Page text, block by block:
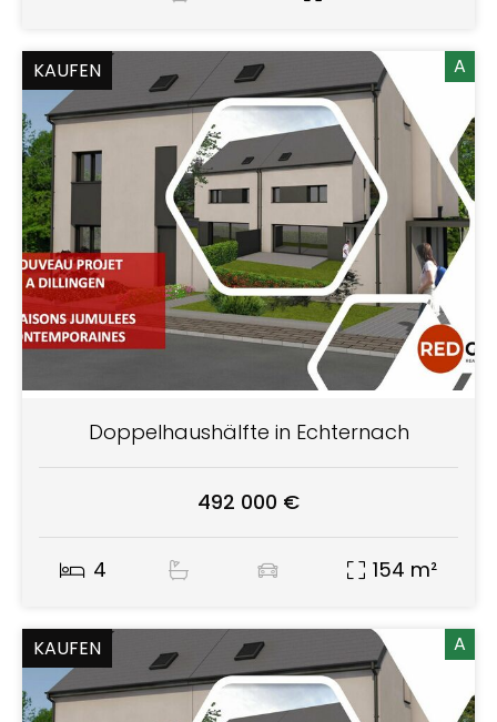
KAUFEN A
Doppelhaushälfte in Echternach
492 000 €
4 154 m²
KAUFEN A